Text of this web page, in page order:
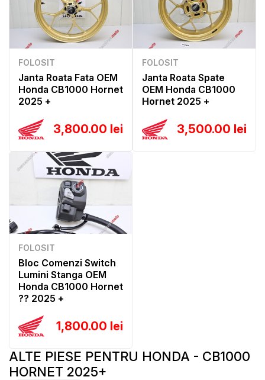
FOLOSIT
Janta Roata Fata OEM
Honda CB1000 Hornet
2025 +
3,800.00 lei
FOLOSIT
Janta Roata Spate
OEM Honda CB1000
Hornet 2025 +
3,500.00 lei
FOLOSIT
Bloc Comenzi Switch
Lumini Stanga OEM
Honda CB1000 Hornet
?? 2025 +
1,800.00 lei
ALTE PIESE PENTRU HONDA - CB1000
HORNET 2025+